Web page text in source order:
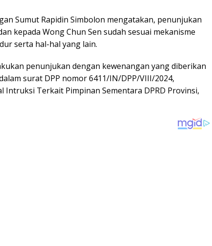
Sumut Rapidin Simbolon mengatakan, penunjukan
kepada Wong Chun Sen sudah sesuai mekanisme
serta hal-hal yang lain.
penunjukan dengan kewenangan yang diberikan
surat DPP nomor 6411/IN/DPP/VIII/2024,
Intruksi Terkait Pimpinan Sementara DPRD Provinsi,